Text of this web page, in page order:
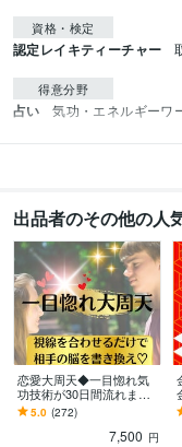
資格・検定
認定レイキティーチャー
得意分野
占い 気功・エネルギーワ
出品者のその他の人
恋愛大周天◆一目惚れ気
功技術が30日間流れます
視線を合わせるだけで一
目惚れさせる気功が30日
5.0 (272)
7,500 円